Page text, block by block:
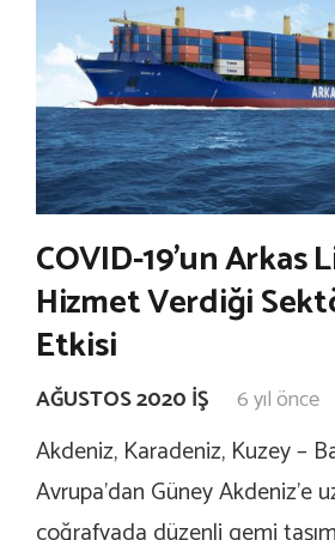
COVID-19’un Arkas
Hizmet Verdiği
Etkisi
AĞUSTOS 2020 İŞ 6 yıl önce
Akdeniz, Karadeniz, Kuzey –
Avrupa’dan Güney Akdeniz’e